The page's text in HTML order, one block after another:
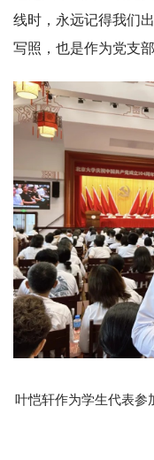
线时，永远记得我们
写照，也是作为党支
叶恺轩作为学生代表参